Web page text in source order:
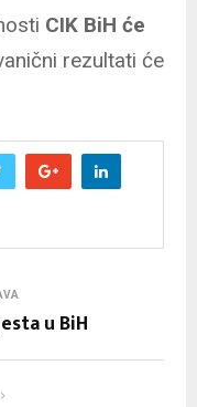
CIK BiH će
rezultati će
u BiH